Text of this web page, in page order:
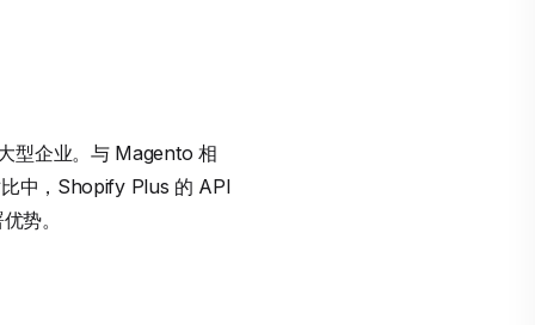
型企业。与 Magento 相
中，Shopify Plus 的 API
势。